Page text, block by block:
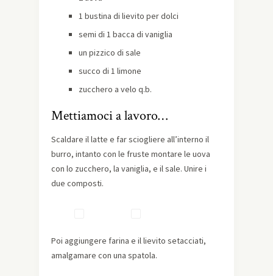
1 bustina di lievito per dolci
semi di 1 bacca di vaniglia
un pizzico di sale
succo di 1 limone
zucchero a velo q.b.
Mettiamoci a lavoro…
Scaldare il latte e far sciogliere all’interno il
burro, intanto con le fruste montare le uova
con lo zucchero, la vaniglia, e il sale. Unire i
due composti.
Poi aggiungere farina e il lievito setacciati,
amalgamare con una spatola.